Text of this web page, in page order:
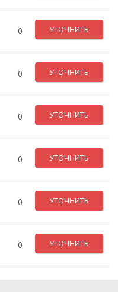
0 УТОЧНИТЬ
0 УТОЧНИТЬ
0 УТОЧНИТЬ
0 УТОЧНИТЬ
0 УТОЧНИТЬ
0 УТОЧНИТЬ